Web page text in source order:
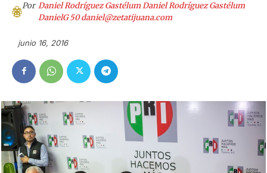
Por Daniel Rodríguez Gastélum Daniel Rodríguez Gastélum
DanielG 50daniel@zetatijuana.com
junio 16, 2016